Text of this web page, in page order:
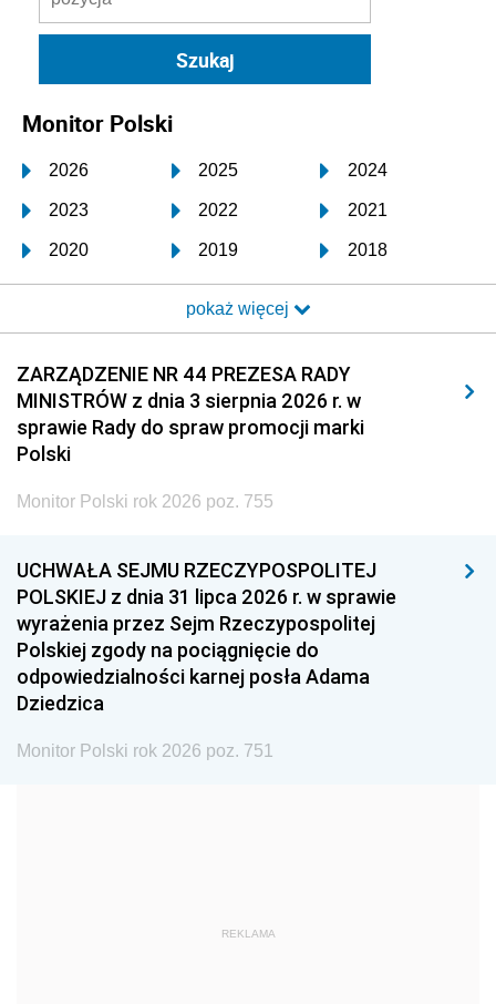
Monitor Polski
2026 2025 2024
2023 2022 2021
2020 2019 2018
2017 2016 2015
2014 2013 2012
2011 2010 2009
2008 2007 2006
2005
1996 1995 1994
1993 1992 1991
1990 1989
1987 1986 1985
1968
pokaż więcej
ZARZĄDZENIE NR 44 PREZESA RADY
MINISTRÓW z dnia 3 sierpnia 2026 r. w
sprawie Rady do spraw promocji marki
Polski
Monitor Polski rok 2026 poz. 755
UCHWAŁA SEJMU RZECZYPOSPOLITEJ
POLSKIEJ z dnia 31 lipca 2026 r. w sprawie
wyrażenia przez Sejm Rzeczypospolitej
Polskiej zgody na pociągnięcie do
odpowiedzialności karnej posła Adama
Dziedzica
Monitor Polski rok 2026 poz. 751
REKLAMA